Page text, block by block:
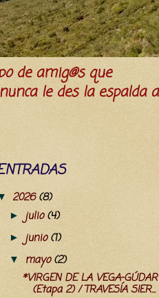
de amig@s que
le des la espalda a
2026(8)
► julio(4)
► junio(1)
▼ mayo(2)
*VIRGEN DE LA VEGA-GÚDAR
(Etapa 2) / TRAVESÍA SIER...